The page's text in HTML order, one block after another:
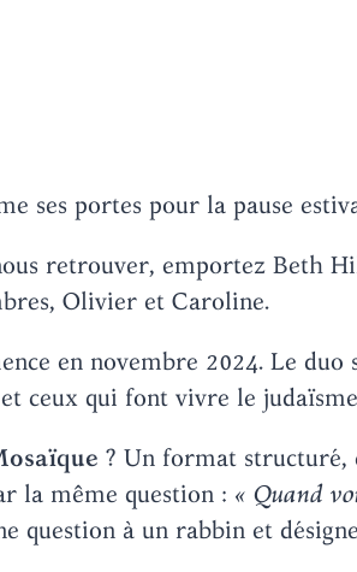
ses portes pour la pause
retrouver, emportez Beth
Olivier et Caroline.
en novembre 2024. Le
ceux qui font vivre le
? Un format structuré,
la même question : « Quand
question à un rabbin et